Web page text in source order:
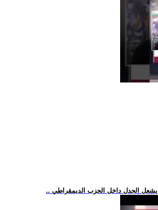
يشعل الجدل داخل الحزب الديمقراطي